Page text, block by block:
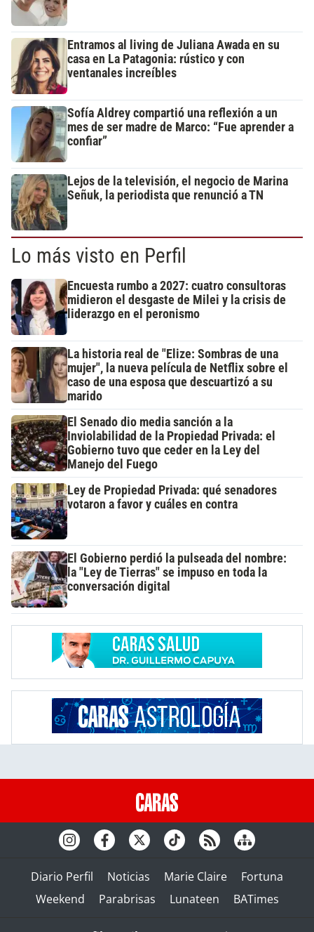
Entramos al living de Juliana Awada en su
casa en La Patagonia: rústico y con
ventanales increíbles
Sofía Aldrey compartió una reflexión a un
mes de ser madre de Marco: “Fue aprender a
confiar”
Lejos de la televisión, el negocio de Marina
Señuk, la periodista que renunció a TN
Lo más visto en Perfil
Encuesta rumbo a 2027: cuatro consultoras
midieron el desgaste de Milei y la crisis de
liderazgo en el peronismo
La historia real de "Elize: Sombras de una
mujer", la nueva película de Netflix sobre el
caso de una esposa que descuartizó a su
marido
El Senado dio media sanción a la
Inviolabilidad de la Propiedad Privada: el
Gobierno tuvo que ceder en la Ley del
Manejo del Fuego
Ley de Propiedad Privada: qué senadores
votaron a favor y cuáles en contra
El Gobierno perdió la pulseada del nombre:
la "Ley de Tierras" se impuso en toda la
conversación digital
Diario Perfil Noticias Marie Claire
Fortuna
Weekend
Parabrisas Lunateen BATimes